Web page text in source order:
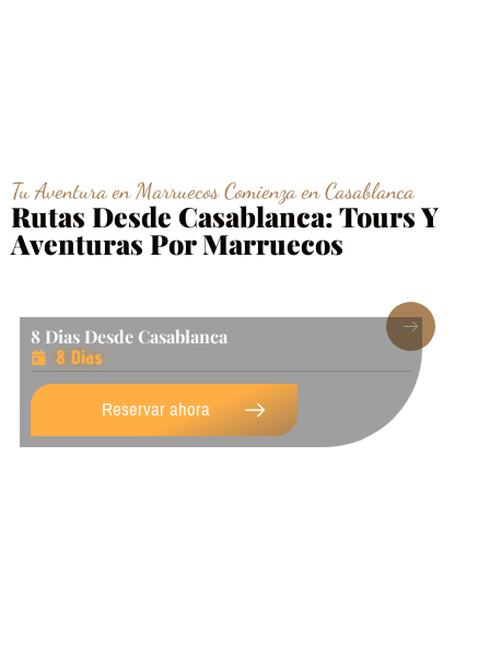
Tu Aventura en Marruecos Comienza en Casablanca
Rutas Desde Casablanca: Tours Y
Aventuras Por Marruecos
7 Dias Desde Casablanca Y Desierto
7 Dias
Reservar ahora